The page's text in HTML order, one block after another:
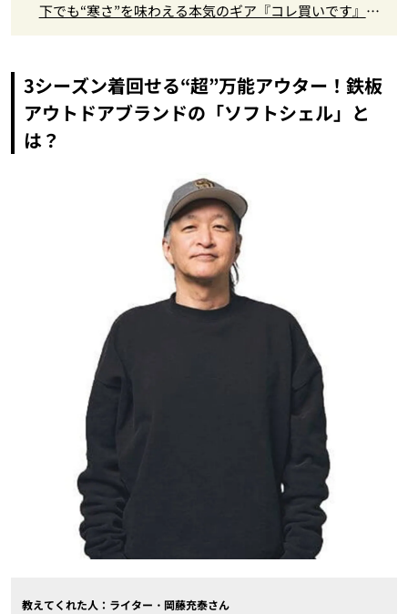
下でも“寒さ”を味わえる本気のギア『コレ買いです』Vo
3シーズン着回せる“超”万能アウター！鉄板
アウトドアブランドの「ソフトシェル」と
は？
教えてくれた人：ライター・岡藤充泰さん